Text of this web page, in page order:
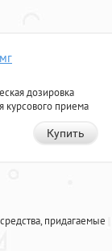
дозировка
курсового приема
Купить
придагаемые